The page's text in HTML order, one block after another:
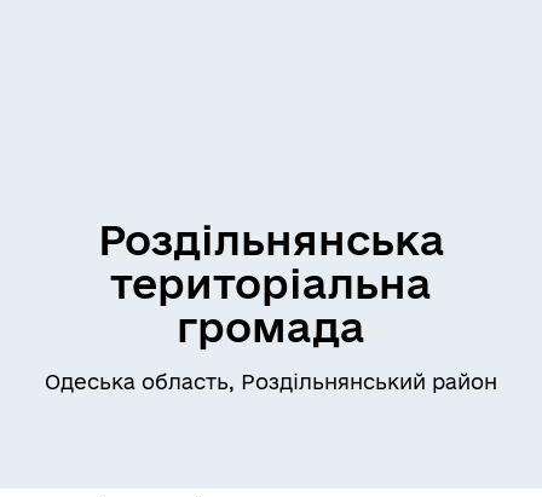
Роздільнянська
територіальна
громада
Одеська область, Роздільнянський район